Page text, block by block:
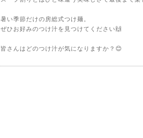
暑い季節だけの房総式つけ麺。
ぜひお好みのつけ汁を見つけてください🙌
皆さんはどのつけ汁が気になりますか？😊